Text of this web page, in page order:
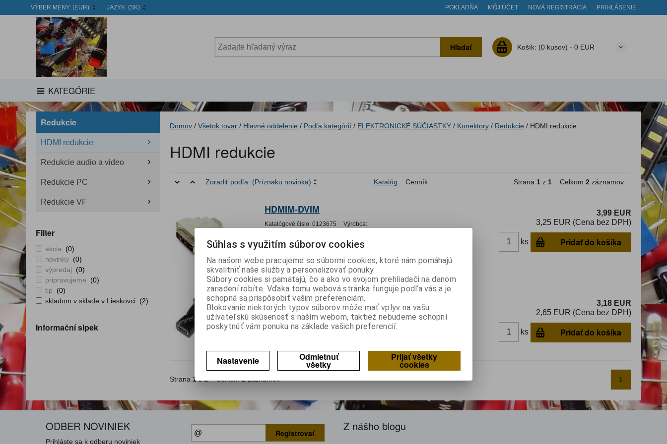
VÝBER MENY: (EUR) JAZYK: (SK) POKLADŇA MÔJ ÚČET NOVÁ REGISTRÁCIA PRIHLÁSENIE
Hľadať Košík: (0 kusov) - 0 EUR
KATEGÓRIE
Redukcie
HDMI redukcie
Redukcie audio a video
Redukcie PC
Redukcie VF
Filter
akcia
(0)
novinky (0)
výpredaj
(0)
pripravujeme
(0)
tip
(0)
skladom v sklade v Lieskovci (2)
Informační slpek
Domov / Všetok tovar / Hlavné oddelenie / Podľa kategórií / ELEKTRONICKÉ SÚČIASTKY / Konektory / Redukcie / HDMI redukcie
HDMI redukcie
Zoradiť podľa: (Príznaku novinka) Katalóg Cenník Strana 1 z 1 Celkom 2 záznamov
HDMIM-DVIM
Katalógové číslo: 0123675 Výrobca:
Termín dodania(prac.dni)-platí pre sklad
Hmotnosť:
0,03364 kg
Hmotnosť balenia:
0,03364 kg
Adaptér; DVI-D (24+1) vidlica,HDMI vidlica; Farba: sivá
3,99 EUR
3,25 EUR (Cena bez DPH)
ks Pridať do košíka
HDMIF-DVIF
Katalógové číslo:0127581 Výrobca:
Záruka (mesiacov): 24
Adaptér; DVI-D (24+1) zásuvka-HDMI zásuvka
3,18 EUR
2,65 EUR (Cena bez DPH)
ks Pridať do košíka
Strana 1z1Celkom2záznamov 1
ODBER NOVINIEK
Prihláste sa k odberu noviniek
Registrovať Z nášho blogu
Súhlas s využitím súborov cookies
Na našom webe pracujeme so súbormi cookies, ktoré nám pomáhajú
skvalitniť naše služby a personalizovať ponuky.
Súbory cookies si pamätajú, čo a ako vo svojom prehliadači na danom
zariadení robíte. Vďaka tomu webová stránka funguje podľa vás a je
schopná sa prispôsobiť vašim preferenciám.
Blokovanie niektorých typov súborov môže mať vplyv na vašu
užívateľskú skúsenosť s naším webom, taktiež nebudeme schopní
poskytnúť vám ponuku na základe vašich preferencií.
Nastavenie Odmietnuť
všetky
Prijať všetky
cookies